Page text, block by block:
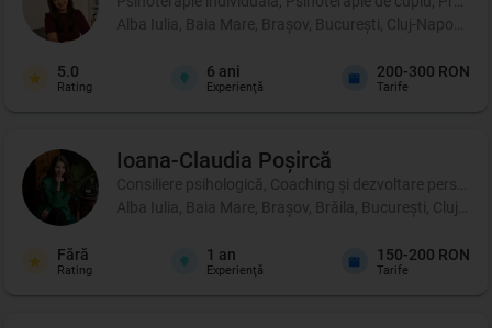
Alba Iulia, Baia Mare, Brașov, București, Cluj-Napoca,
5.0
Rating
6 ani
Experienţă
200-300 RON
Tarife
Ioana-Claudia Poșircă
Consiliere psihologică, Coaching şi dezvoltare
Alba Iulia, Baia Mare, Brașov, Brăila, București, Cluj-
Fără
Rating
1 an
Experienţă
150-200 RON
Tarife